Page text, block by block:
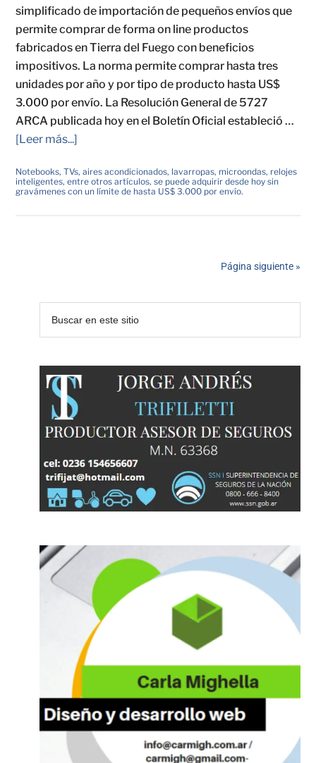
simplificado de importación de pequeños envíos que
permite comprar de forma on line productos
fabricados en Tierra del Fuego con beneficios
impositivos. La norma permite comprar hasta tres
unidades por año y por tipo de producto hasta US$
3.000 por envío. La Resolución General de 5727
ARCA publicada hoy en el Boletín Oficial estableció …
[Leer más...]
Notebooks, TVs, aires acondicionados, lavarropas, microondas, relojes
inteligentes, entre otros artículos, se puede adquirir desde hoy sin
gravámenes con un límite de hasta US$ 3.000 por envío.
Página siguiente »